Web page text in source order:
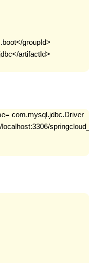
groupId>
artifactId>
com.mysql.jdbc.Driver